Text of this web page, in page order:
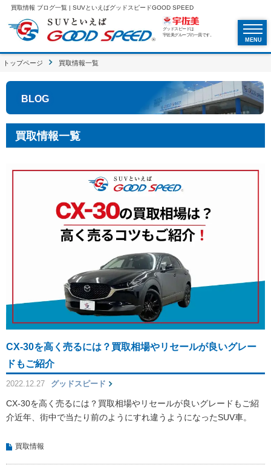
買取情報 ブログ一覧 | SUVといえばグッドスピードGOOD SPEED
グッドスピードは
宇佐美グループの一員です。
MENU
トップページ 買取情報一覧
BLOG
買取情報一覧
CX-30を高く売るには？買取相場やリセールが良いグレー
ドもご紹介
2022.12.27 グッドスピード
CX-30を高く売るには？買取相場やリセールが良いグレードもご紹
介近年、街中で当たり前のようにすれ違うようになったSUV車。
買取情報